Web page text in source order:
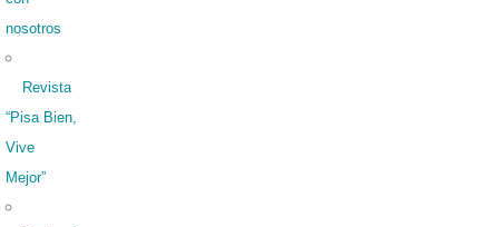
nosotros
Revista
“Pisa Bien,
Vive
Mejor”